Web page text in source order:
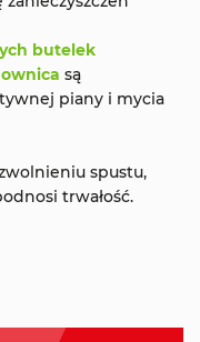
butelek
są
piany i mycia
spustu,
trwałość.